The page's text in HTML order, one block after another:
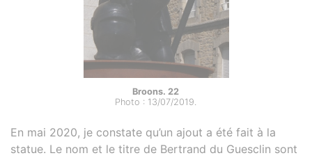
Broons. 22
Photo : 13/07/2019.
En mai 2020, je constate qu’un ajout a été fait à la
statue. Le nom et le titre de Bertrand du Guesclin sont